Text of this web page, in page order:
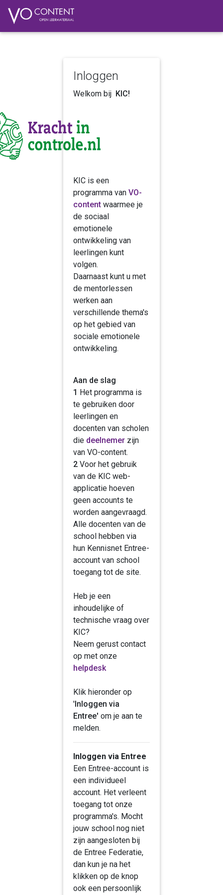
Inloggen
Welkom bij KIC!
KIC is een
programma van VO-
content waarmee je
de sociaal
emotionele
ontwikkeling van
leerlingen kunt
volgen.
Daarnaast kunt u met
de mentorlessen
werken aan
verschillende thema's
op het gebied van
sociale emotionele
ontwikkeling.
Aan de slag
1 Het programma is
te gebruiken door
leerlingen en
docenten van scholen
die deelnemer zijn
van VO-content.
2 Voor het gebruik
van de KIC web-
applicatie hoeven
geen accounts te
worden aangevraagd.
Alle docenten van de
school hebben via
hun Kennisnet Entree-
account van school
toegang tot de site.
Heb je een
inhoudelijke of
technische vraag over
KIC?
Neem gerust contact
op met onze
helpdesk
Klik hieronder op
'Inloggen via
Entree' om je aan te
melden.
Inloggen via Entree
Een Entree-account is
een individueel
account. Het verleent
toegang tot onze
programma's. Mocht
jouw school nog niet
zijn aangesloten bij
de Entree Federatie,
dan kun je na het
klikken op de knop
ook een persoonlijk